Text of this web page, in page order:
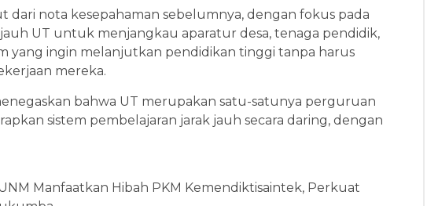
dari nota kesepahaman sebelumnya, dengan fokus pada
UT untuk menjangkau aparatur desa, tenaga pendidik,
yang ingin melanjutkan pendidikan tinggi tanpa harus
mereka.
bahwa UT merupakan satu-satunya perguruan
sistem pembelajaran jarak jauh secara daring, dengan
Manfaatkan Hibah PKM Kemendiktisaintek, Perkuat